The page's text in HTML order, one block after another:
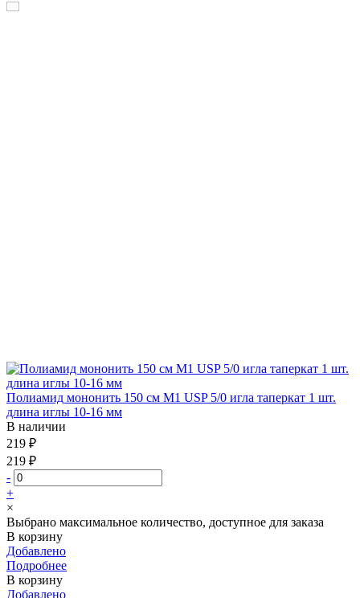
Полиамид мононить 150 см М1 USP 5/0 игла таперкат 1 шт.
длина иглы 10-16 мм
В наличии
219 ₽
219 ₽
-
+
×
Выбрано максимальное количество, доступное для заказа
В корзину
Добавлено
Подробнее
В корзину
Добавлено